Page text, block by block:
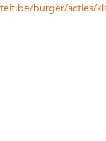
burger/acties/